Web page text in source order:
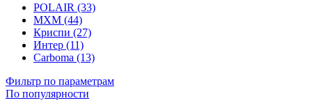
POLAIR (33)
МХМ (44)
Криспи (27)
Интер (11)
Carboma (13)
Фильтр по параметрам
По популярности